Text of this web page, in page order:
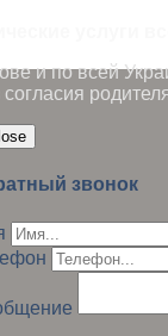
и по всей
звонок